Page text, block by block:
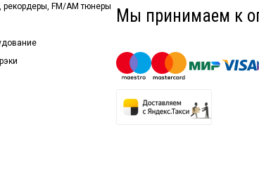
рекордеры, FM/AM тюнеры
Мы принимаем к